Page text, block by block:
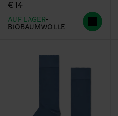
€ 14
AUF LAGER
BIOBAUMWOLLE